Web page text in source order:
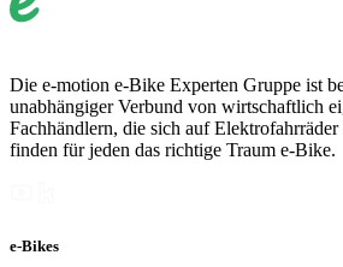
Die e-motion e-Bike Experten Gruppe ist
unabhängiger Verbund von wirtschaftlich
Fachhändlern, die sich auf
finden für jeden das richtige Traum e-Bike.
e-Bikes